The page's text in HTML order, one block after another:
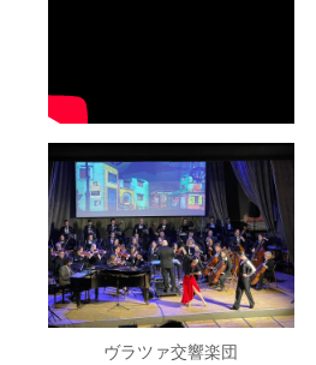
ヴラツァ交響楽団